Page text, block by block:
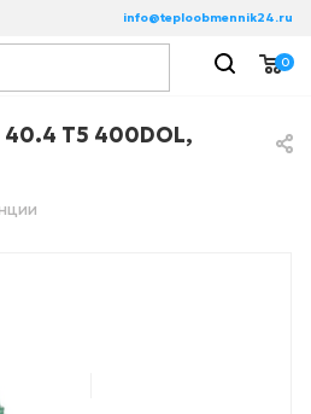
info@teploobmennik24.ru
0
40.4 T5 400DOL,